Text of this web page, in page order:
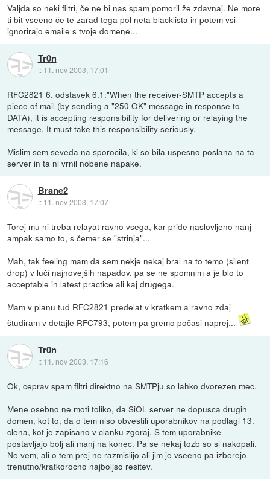
Valjda so neki filtri, če ne bi nas spam pomoril že zdavnaj. Ne more
ti bit vseeno če te zarad tega pol neta blacklista in potem vsi
ignorirajo emaile s tvoje domene...
Tr0n
:: 11. nov 2003, 17:01
RFC2821 6. odstavek 6.1:"When the receiver-SMTP accepts a
piece of mail (by sending a "250 OK" message in response to
DATA), it is accepting responsibility for delivering or relaying the
message. It must take this responsibility seriously.
Mislim sem seveda na sporocila, ki so bila uspesno poslana na ta
server in ta ni vrnil nobene napake.
Brane2
:: 11. nov 2003, 17:07
Torej mu ni treba relayat ravno vsega, kar pride naslovljeno nanj
ampak samo to, s čemer se "strinja"...
Mah, tak feeling mam da sem nekje nekaj bral na to temo (silent
drop) v luči najnovejših napadov, pa se ne spomnim a je blo to
acceptable in latest practice ali kaj drugega.
Mam v planu tud RFC2821 predelat v kratkem a ravno zdaj
študiram v detajle RFC793, potem pa gremo počasi naprej...
Tr0n
:: 11. nov 2003, 17:16
Ok, ceprav spam filtri direktno na SMTPju so lahko dvorezen mec.
Mene osebno ne moti toliko, da SiOL server ne dopusca drugih
domen, kot to, da o tem niso obvestili uporabnikov na podlagi 13.
clena, kot je zapisano v clanku zgoraj. S tem uporabnike
postavljajo bolj ali manj na konec. Pa se nekaj tozb so si nakopali.
Ne vem, ali o tem prej ne razmislijo ali jim je vseeno pa izberejo
trenutno/kratkorocno najboljso resitev.